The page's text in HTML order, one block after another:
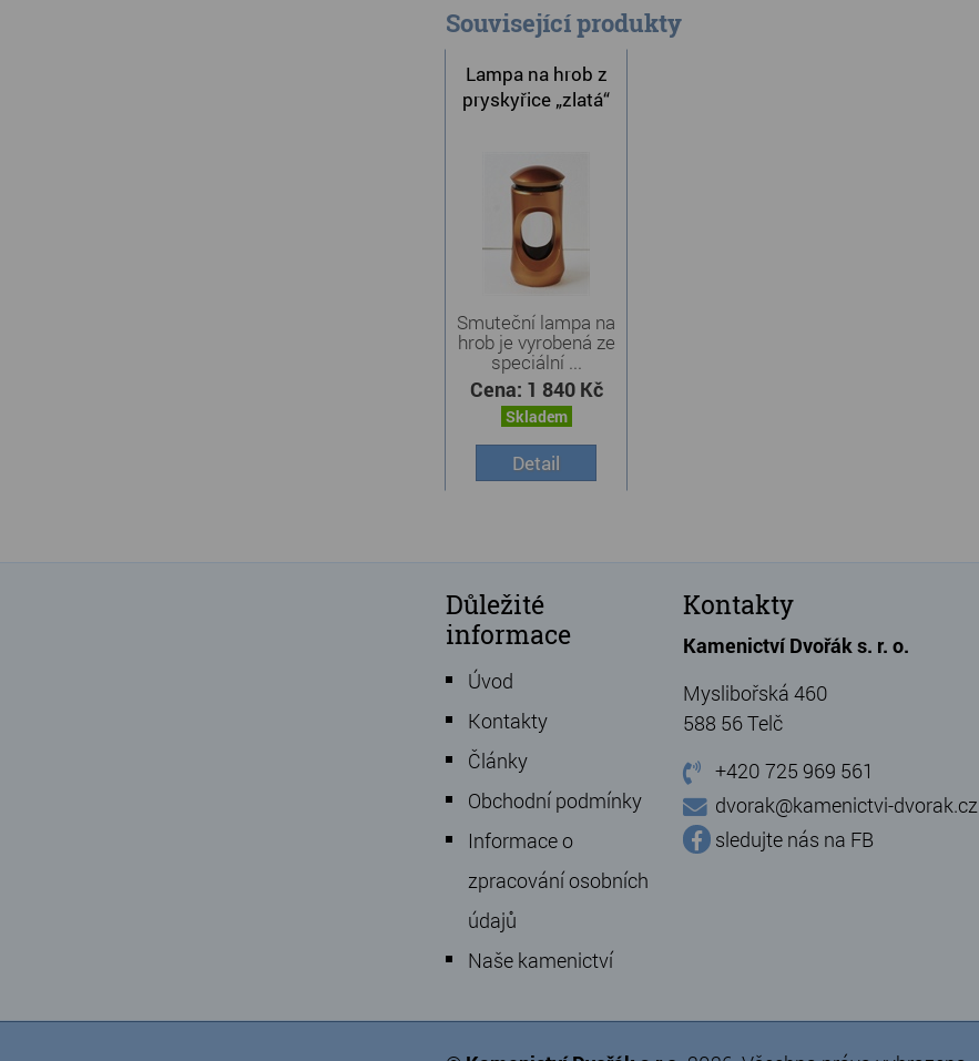
Související produkty
Lampa na hrob z
pryskyřice „zlatá“
Smuteční lampa na
hrob je vyrobená ze
speciální ...
Cena: 1 840 Kč
Skladem
Detail
Důležité
informace
Úvod
Kontakty
Články
Obchodní podmínky
Informace o
zpracování osobních
údajů
Naše kamenictví
Kontakty
Kamenictví Dvořák s. r. o.
Myslibořská 460
588 56 Telč
+420 725 969 561
dvorak@kamenictvi-dvorak.cz
sledujte nás na FB